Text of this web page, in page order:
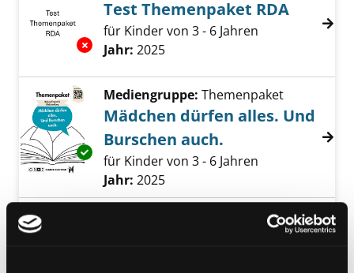
Exemplar-Details von Test Themenpaket
Test Themenpaket RDA
für Kinder von 3 - 6 Jahren
Suche nach diesem Verfasser
Jahr: 2025
Exemplar-Details von Mädchen dürfen alles.
Mediengruppe: Themenpaket
Mädchen dürfen alles. Und
Burschen auch.
für Kinder von 3 - 6 Jahren
Suche nach diesem Verfasser
Jahr: 2025
Themenpaket